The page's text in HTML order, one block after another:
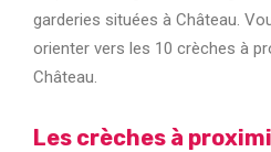
garderies situées à Château.
orienter vers les 10 crèches à
Château.
Les crèches à